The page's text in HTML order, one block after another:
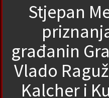
Stjepan
građanin
Vlado
Kalcher i